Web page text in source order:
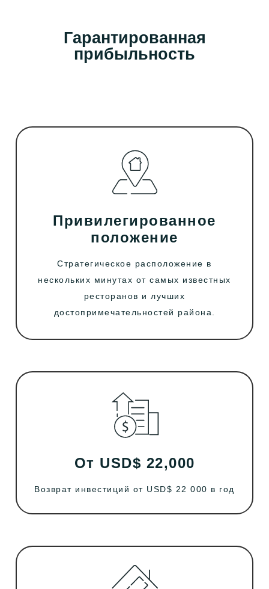
Гарантированная
прибыльность
Привилегированное
положение
Стратегическое расположение в
нескольких минутах от самых известных
ресторанов и лучших
достопримечательностей района.
От USD$ 22,000
Возврат инвестиций от USD$ 22 000 в год